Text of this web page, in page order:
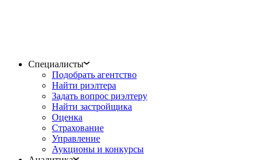
Специалисты
Подобрать агентство
Найти риэлтера
Задать вопрос риэлтеру
Найти застройщика
Оценка
Страхование
Управление
Аукционы и конкурсы